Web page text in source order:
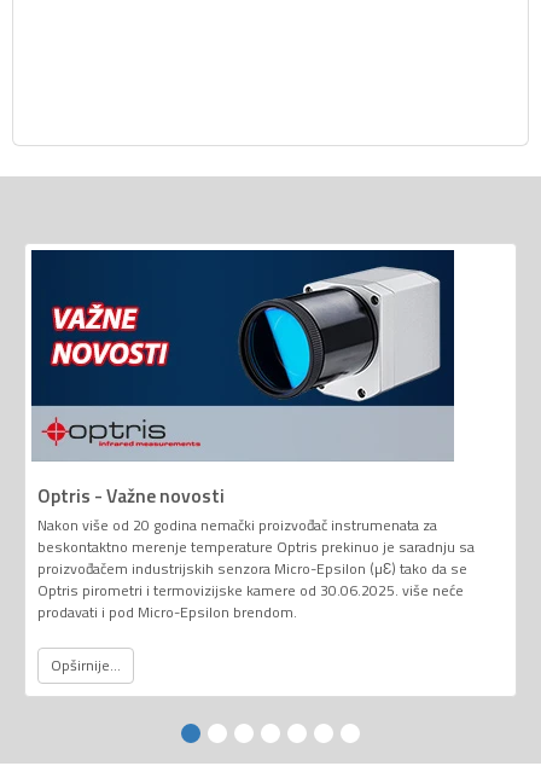
Optris - Važne novosti
Nakon više od 20 godina nemački proizvođač instrumenata za
beskontaktno merenje temperature Optris prekinuo je saradnju sa
proizvođačem industrijskih senzora Micro-Epsilon (µƐ) tako da se
Optris pirometri i termovizijske kamere od 30.06.2025. više neće
prodavati i pod Micro-Epsilon brendom.
Opširnije...